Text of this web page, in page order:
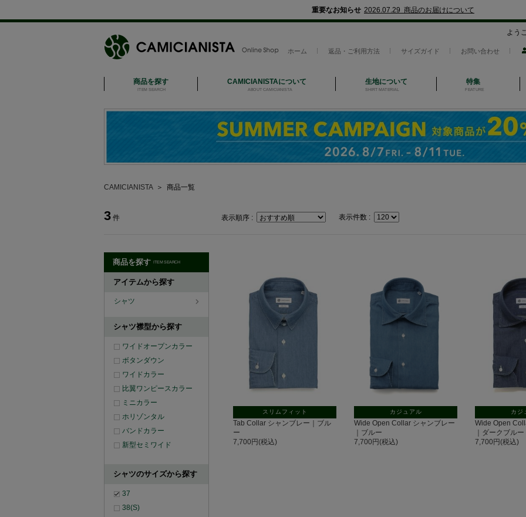
重要なお知らせ 2026.07.29 商品のお届けについて
よう
ホーム 返品・ご利用方法 サイズガイド お問い合わせ
商品を探す
ITEM SEARCH
CAMICIANISTAについて
ABOUT CAMICIANISTA
生地について
SHIRT MATERIAL
特集
FEATURE
CAMICIANISTA＞ 商品一覧
3 件 表示順序 : 表示件数 :
商品を探す ITEM SEARCH
アイテムから探す
シャツ
シャツ襟型から探す
ワイドオープンカラー
ボタンダウン
ワイドカラー
比翼ワンピースカラー
ミニカラー
ホリゾンタル
バンドカラー
新型セミワイド
シャツのサイズから探す
37
38(S)
スリムフィット
Tab Collar シャンブレー｜ブル
ー
7,700円(税込)
カジュアル
Wide Open Collar シャンブレー
｜ブルー
7,700円(税込)
カジ
Wide Open
｜ダークブルー
7,700円(税込)